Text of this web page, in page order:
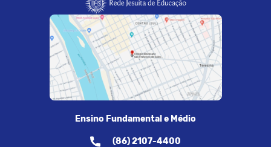
Ensino Fundamental e Médio
(86) 2107-4400